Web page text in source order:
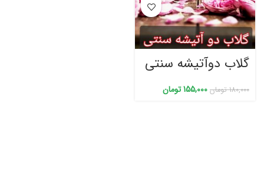
گلاب دوآتیشه سنتی
180,000 تومان 155,000تومان